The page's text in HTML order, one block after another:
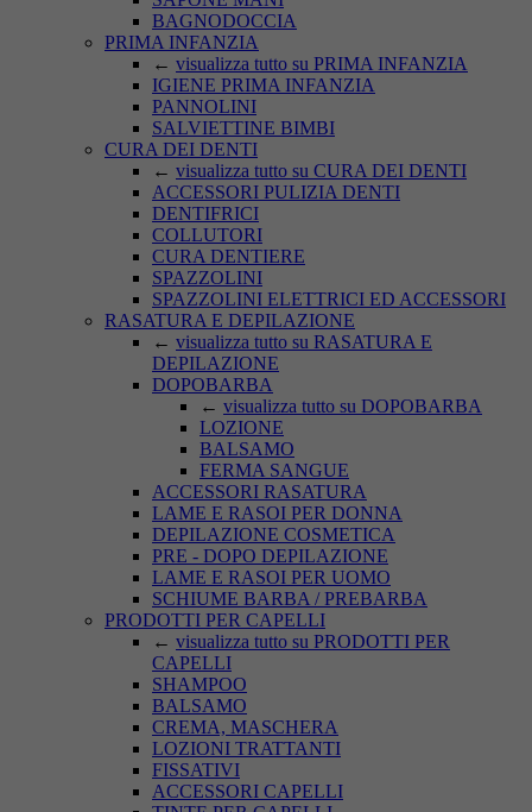
BAGNODOCCIA
PRIMA INFANZIA
← visualizza tutto su PRIMA INFANZIA
IGIENE PRIMA INFANZIA
PANNOLINI
SALVIETTINE BIMBI
CURA DEI DENTI
← visualizza tutto su CURA DEI DENTI
ACCESSORI PULIZIA DENTI
DENTIFRICI
COLLUTORI
CURA DENTIERE
SPAZZOLINI
SPAZZOLINI ELETTRICI ED ACCESSORI
RASATURA E DEPILAZIONE
← visualizza tutto su RASATURA E
DEPILAZIONE
DOPOBARBA
← visualizza tutto su DOPOBARBA
LOZIONE
BALSAMO
FERMA SANGUE
ACCESSORI RASATURA
LAME E RASOI PER DONNA
DEPILAZIONE COSMETICA
PRE - DOPO DEPILAZIONE
LAME E RASOI PER UOMO
SCHIUME BARBA / PREBARBA
PRODOTTI PER CAPELLI
← visualizza tutto su PRODOTTI PER
CAPELLI
SHAMPOO
BALSAMO
CREMA, MASCHERA
LOZIONI TRATTANTI
FISSATIVI
ACCESSORI CAPELLI